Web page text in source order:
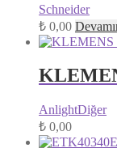
Schneider
₺ 0,00
AnlightDiğer
₺ 0,00